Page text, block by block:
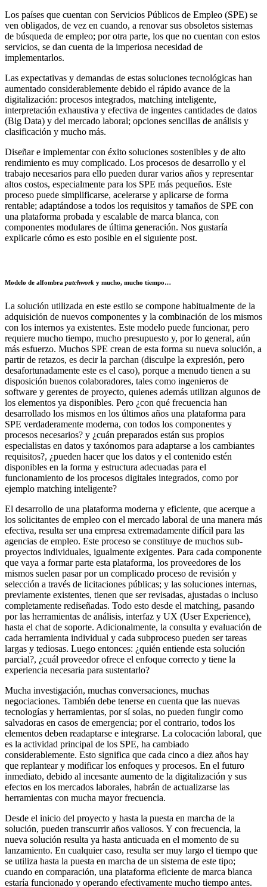
Los países que cuentan con Servicios Públicos de Empleo (SPE) se
ven obligados, de vez en cuando, a renovar sus obsoletos sistemas
de búsqueda de empleo; por otra parte, los que no cuentan con estos
servicios, se dan cuenta de la imperiosa necesidad de
implementarlos.
Las expectativas y demandas de estas soluciones tecnológicas han
aumentado considerablemente debido el rápido avance de la
digitalización: procesos integrados, matching inteligente,
interpretación exhaustiva y efectiva de ingentes cantidades de datos
(Big Data) y del mercado laboral; opciones sencillas de análisis y
clasificación y mucho más.
Diseñar e implementar con éxito soluciones sostenibles y de alto
rendimiento es muy complicado. Los procesos de desarrollo y el
trabajo necesarios para ello pueden durar varios años y representar
altos costos, especialmente para los SPE más pequeños. Este
proceso puede simplificarse, acelerarse y aplicarse de forma
rentable; adaptándose a todos los requisitos y tamaños de SPE con
una plataforma probada y escalable de marca blanca, con
componentes modulares de última generación. Nos gustaría
explicarle cómo es esto posible en el siguiente post.
Modelo de alfombra patchwork y mucho, mucho tiempo…
La solución utilizada en este estilo se compone habitualmente de la
adquisición de nuevos componentes y la combinación de los mismos
con los internos ya existentes. Este modelo puede funcionar, pero
requiere mucho tiempo, mucho presupuesto y, por lo general, aún
más esfuerzo. Muchos SPE crean de esta forma su nueva solución, a
partir de retazos, es decir la parchan (disculpe la expresión, pero
desafortunadamente este es el caso), porque a menudo tienen a su
disposición buenos colaboradores, tales como ingenieros de
software y gerentes de proyecto, quienes además utilizan algunos de
los elementos ya disponibles. Pero ¿con qué frecuencia han
desarrollado los mismos en los últimos años una plataforma para
SPE verdaderamente moderna, con todos los componentes y
procesos necesarios? y ¿cuán preparados están sus propios
especialistas en datos y taxónomos para adaptarse a los cambiantes
requisitos?, ¿pueden hacer que los datos y el contenido estén
disponibles en la forma y estructura adecuadas para el
funcionamiento de los procesos digitales integrados, como por
ejemplo matching inteligente?
El desarrollo de una plataforma moderna y eficiente, que acerque a
los solicitantes de empleo con el mercado laboral de una manera más
efectiva, resulta ser una empresa extremadamente difícil para las
agencias de empleo. Este proceso se constituye de muchos sub-
proyectos individuales, igualmente exigentes. Para cada componente
que vaya a formar parte esta plataforma, los proveedores de los
mismos suelen pasar por un complicado proceso de revisión y
selección a través de licitaciones públicas; y las soluciones internas,
previamente existentes, tienen que ser revisadas, ajustadas o incluso
completamente rediseñadas. Todo esto desde el matching, pasando
por las herramientas de análisis, interfaz y UX (User Experience),
hasta el chat de soporte. Adicionalmente, la consulta y evaluación de
cada herramienta individual y cada subproceso pueden ser tareas
largas y tediosas. Luego entonces: ¿quién entiende esta solución
parcial?, ¿cuál proveedor ofrece el enfoque correcto y tiene la
experiencia necesaria para sustentarlo?
Mucha investigación, muchas conversaciones, muchas
negociaciones. También debe tenerse en cuenta que las nuevas
tecnologías y herramientas, por sí solas, no pueden fungir como
salvadoras en casos de emergencia; por el contrario, todos los
elementos deben readaptarse e integrarse. La colocación laboral, que
es la actividad principal de los SPE, ha cambiado
considerablemente. Esto significa que cada cinco a diez años hay
que replantear y modificar los enfoques y procesos. En el futuro
inmediato, debido al incesante aumento de la digitalización y sus
efectos en los mercados laborales, habrán de actualizarse las
herramientas con mucha mayor frecuencia.
Desde el inicio del proyecto y hasta la puesta en marcha de la
solución, pueden transcurrir años valiosos. Y con frecuencia, la
nueva solución resulta ya hasta anticuada en el momento de su
lanzamiento. En cualquier caso, resulta ser muy largo el tiempo que
se utiliza hasta la puesta en marcha de un sistema de este tipo;
cuando en comparación, una plataforma eficiente de marca blanca
estaría funcionado y operando efectivamente mucho tiempo antes.